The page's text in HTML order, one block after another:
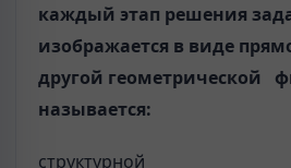
каждый этап решения
изображается в виде
другой геометрической
называется:
структурной